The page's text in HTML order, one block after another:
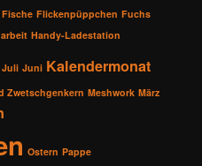
Fische Flickenpüppchen Fuchs
Handy-Ladestation
Juli Juni Kalendermonat
Zwetschgenkern Meshwork März
Ostern Pappe